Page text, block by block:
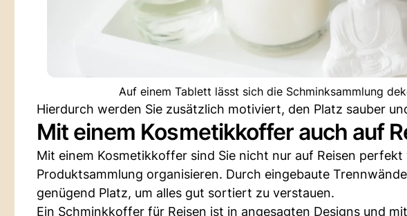
Auf einem Tablett lässt sich die Schminksammlung
Hierdurch werden Sie zusätzlich motiviert, den Platz sauber
Mit einem Kosmetikkoffer auch auf
Mit einem Kosmetikkoffer sind Sie nicht nur auf Reisen
Produktsammlung organisieren. Durch eingebaute
genügend Platz, um alles gut sortiert zu verstauen.
Ein Schminkkoffer für Reisen ist in angesagten Designs und